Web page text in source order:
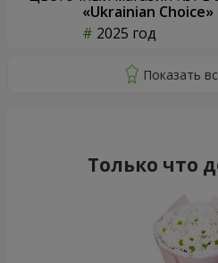
«Ukrainian Choice»
2025 год
Только что